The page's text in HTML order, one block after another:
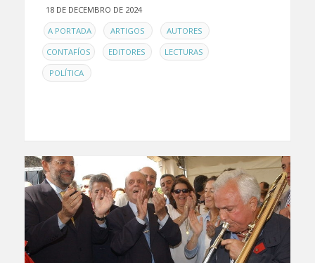
18 DE DECEMBRO DE 2024
ENA PORTADA , ARTIGOS , AUTORES ,
CONTAFÍOS , EDITORES , LECTURAS ,
POLÍTICA